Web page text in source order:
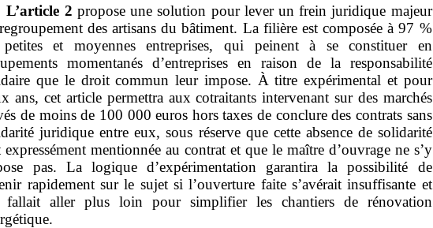
L’article 2 propose une solution pour lever un frein juridique majeur
des artisans du bâtiment. La filière est composée à 97 %
et moyennes entreprises, qui peinent à se constituer en
momentanés d’entreprises en raison de la responsabilité
que le droit commun leur impose. À titre expérimental et pour
ans, cet article permettra aux cotraitants intervenant sur des marchés
de moins de 100 000 euros hors taxes de conclure des contrats sans
juridique entre eux, sous réserve que cette absence de solidarité
expressément mentionnée au contrat et que le maître d’ouvrage ne s’y
pas. La logique d’expérimentation garantira la possibilité de
rapidement sur le sujet si l’ouverture faite s’avérait insuffisante et
fallait aller plus loin pour simplifier les chantiers de rénovation